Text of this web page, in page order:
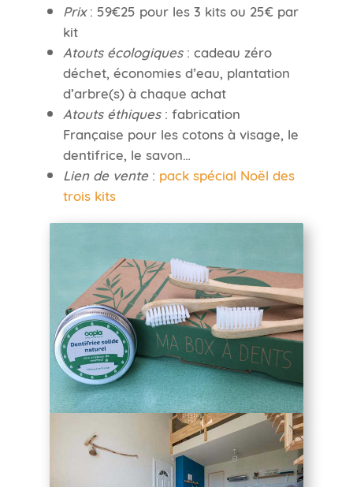
Prix: 59€25 pour les 3 kits ou 25€ par
kit
Atouts écologiques: cadeau zéro
déchet, économies d’eau, plantation
d’arbre(s) à chaque achat
Atouts éthiques: fabrication
Française pour les cotons à visage, le
dentifrice, le savon…
Lien de vente: pack spécial Noël des
trois kits